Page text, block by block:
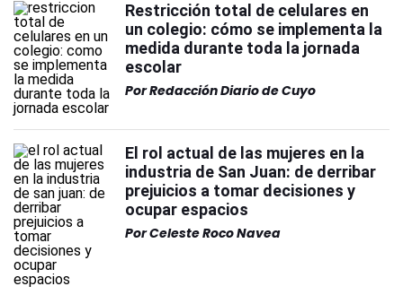
Restricción total de celulares en
un colegio: cómo se implementa la
medida durante toda la jornada
escolar
PorRedacción Diario de Cuyo
El rol actual de las mujeres en la
industria de San Juan: de derribar
prejuicios a tomar decisiones y
ocupar espacios
PorCeleste Roco Navea